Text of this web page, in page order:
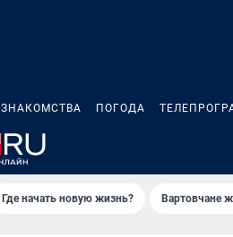
ЗНАКОМСТВА ПОГОДА
Где начать новую жизнь? Вартовчане